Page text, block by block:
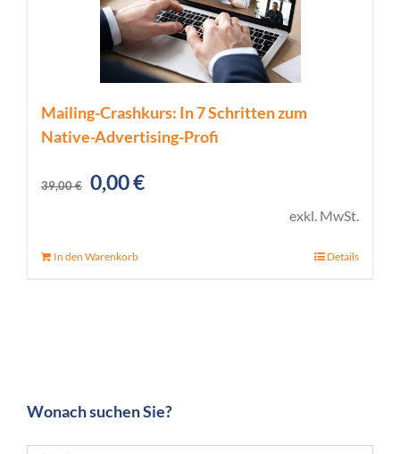
Mailing-Crashkurs: In 7 Schritten zum
Native-Advertising-Profi
39,00€ Ursprünglicher
0,00€Aktueller
exkl. MwSt.
In den Warenkorb Details
Wonach suchen Sie?